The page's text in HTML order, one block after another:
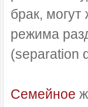
брак, могут
режима
(separation
Семейное